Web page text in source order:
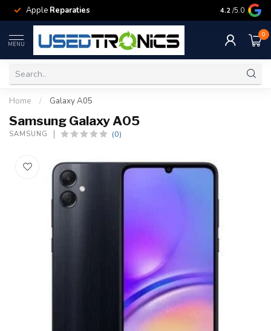
Apple Reparaties Samsung
4.2 /5.0
MENU
0
Home / Galaxy A05
Samsung Galaxy A05
SAMSUNG (0)